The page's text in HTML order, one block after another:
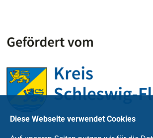
Diese Webseite verwendet Cookies